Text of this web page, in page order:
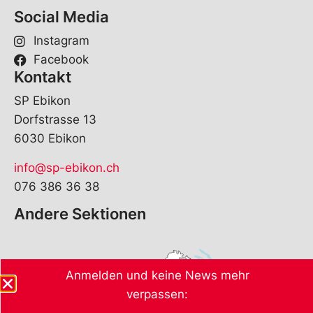
Social Media
Instagram
Facebook
Kontakt
SP Ebikon
Dorfstrasse 13
6030 Ebikon
info@sp-ebikon.ch
076 386 36 38
Andere Sektionen
Anmelden und keine News mehr
verpassen: